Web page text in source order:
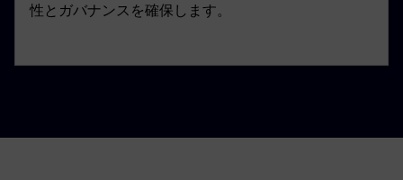
性とガバナンスを確保します。